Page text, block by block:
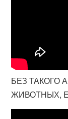
БЕЗ ТАКОГО
ЖИВОТНЫХ,